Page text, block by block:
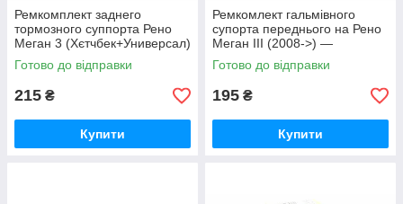
Ремкомплект заднего
тормозного суппорта Рено
Меган 3 (Хєтчбек+Универсал)
AUTOFREN SEINSA
(Испания) D4567
Готово до відправки
215 ₴
Купити
Ремкомлект гальмівного
супорта переднього на Рено
Меган III (2008->) —
FRENKIT 254108
Готово до відправки
195 ₴
Купити